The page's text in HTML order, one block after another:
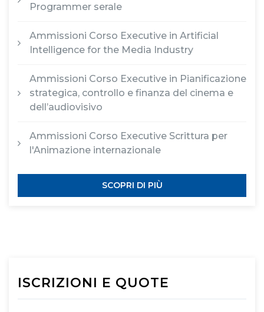
Programmer serale
Ammissioni Corso Executive in Artificial
Intelligence for the Media Industry
Ammissioni Corso Executive in Pianificazione
strategica, controllo e finanza del cinema e
dell’audiovisivo
Ammissioni Corso Executive Scrittura per
l'Animazione internazionale
SCOPRI DI PIÙ
ISCRIZIONI E QUOTE